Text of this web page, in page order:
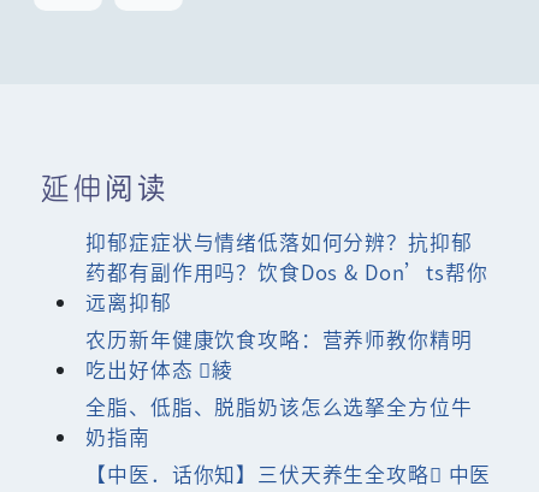
延伸阅读
抑郁症症状与情绪低落如何分辨？抗抑郁
药都有副作用吗？饮食Dos & Don’ts帮你
远离抑郁
农历新年健康饮食攻略：营养师教你精明
吃出好体态 綾
全脂、低脂、脱脂奶该怎么选拏全方位牛
奶指南
【中医．话你知】三伏天养生全攻略 中医